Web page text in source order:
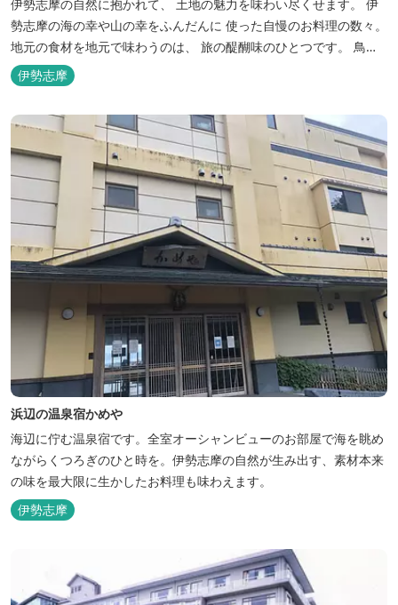
伊勢志摩の自然に抱かれて、 土地の魅力を味わい尽くせます。 伊
勢志摩の海の幸や山の幸をふんだんに 使った自慢のお料理の数々。
地元の食材を地元で味わうのは、 旅の醍醐味のひとつです。 鳥羽
湾の潮風を感じる露天風呂や 広々としたテラス付きのお部屋。 行
き交うフェリーをのんびり眺めて、 日常をちょっと忘れるひと時を
お過ごしください。
伊勢志摩
浜辺の温泉宿かめや
海辺に佇む温泉宿です。全室オーシャンビューのお部屋で海を眺め
ながらくつろぎのひと時を。伊勢志摩の自然が生み出す、素材本来
の味を最大限に生かしたお料理も味わえます。
伊勢志摩